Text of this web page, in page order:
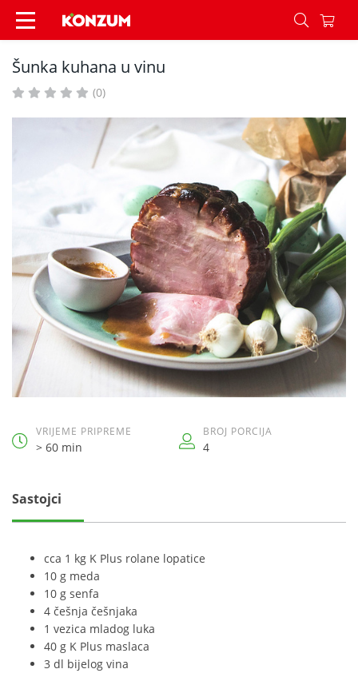
Šunka kuhana u vinu - Recepti - Konzum
Šunka kuhana u vinu
(0)
VRIJEME PRIPREME
> 60 min
BROJ PORCIJA
4
Sastojci
cca 1 kg K Plus rolane lopatice
10 g meda
10 g senfa
4 češnja češnjaka
1 vezica mladog luka
40 g K Plus maslaca
3 dl bijelog vina